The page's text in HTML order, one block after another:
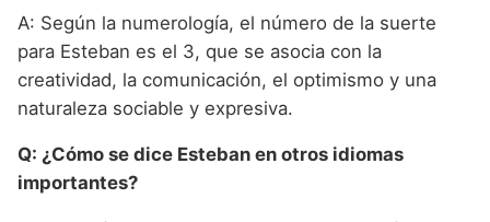
A: Según la numerología, el número de la suerte
para Esteban es el 3, que se asocia con la
creatividad, la comunicación, el optimismo y una
naturaleza sociable y expresiva.
Q: ¿Cómo se dice Esteban en otros idiomas
importantes?